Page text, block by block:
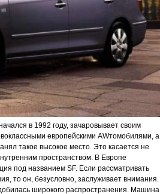
в 1992 году, зачаровывает своим
европейскими AWтомобилями, а
такое высокое место. Это касается не
пространством. В Европе
под названием SF. Если рассматривать
то он, безусловно, заслуживает внимания.
широкого распространения. Машина